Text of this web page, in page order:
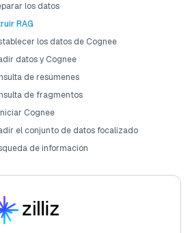
los datos
RAG
los datos de Cognee
datos y Cognee
de resúmenes
de fragmentos
Cognee
el conjunto de datos focalizado
de información